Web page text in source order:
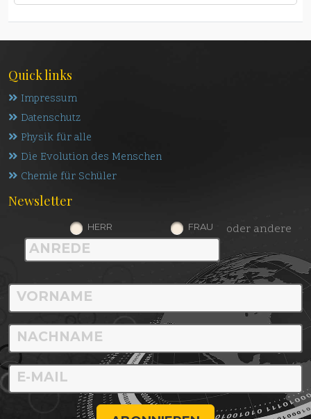
Quick links
Impressum
Datenschutz
Physik für alle
Die Evolution des Menschen
Chemie für Schüler
Newsletter
HERR FRAU oder andere